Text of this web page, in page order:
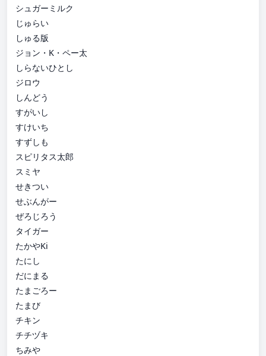
シュガーミルク
じゅらい
しゅる版
ジョン・K・ペー太
しらないひとし
ジロウ
しんどう
すがいし
すけいち
すずしも
スピリタス太郎
スミヤ
せきつい
せぶんがー
ぜろじろう
タイガー
たかやKi
たにし
だにまる
たまごろー
たまび
チキン
チチヅキ
ちみや